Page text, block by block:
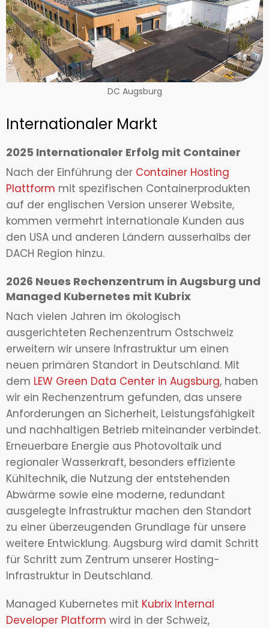
DC Augsburg
Internationaler Markt
2025 Internationaler Erfolg mit Container
Nach der Einführung der Container Hosting
Plattform mit spezifischen Containerprodukten
auf der englischen Version unserer Website,
kommen vermehrt internationale Kunden aus
den USA und anderen Ländern ausserhalbs der
DACH Region hinzu.
2026 Neues Rechenzentrum in Augsburg und
Managed Kubernetes mit Kubrix
Nach vielen Jahren im ökologisch
ausgerichteten Rechenzentrum Ostschweiz
erweitern wir unsere Infrastruktur um einen
neuen primären Standort in Deutschland. Mit
dem LEW Green Data Center in Augsburg, haben
wir ein Rechenzentrum gefunden, das unsere
Anforderungen an Sicherheit, Leistungsfähigkeit
und nachhaltigen Betrieb miteinander verbindet.
Erneuerbare Energie aus Photovoltaik und
regionaler Wasserkraft, besonders effiziente
Kühltechnik, die Nutzung der entstehenden
Abwärme sowie eine moderne, redundant
ausgelegte Infrastruktur machen den Standort
zu einer überzeugenden Grundlage für unsere
weitere Entwicklung. Augsburg wird damit Schritt
für Schritt zum Zentrum unserer Hosting-
Infrastruktur in Deutschland.
Managed Kubernetes mit Kubrix Internal
Developer Platform wird in der Schweiz,